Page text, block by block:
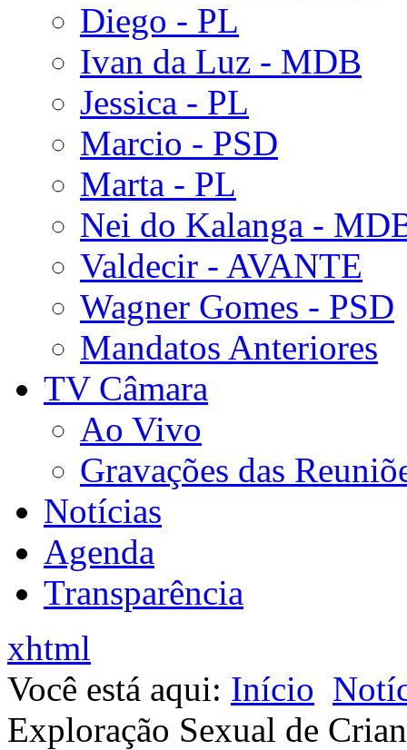
Diego - PL
Ivan da Luz - MDB
Jessica - PL
Marcio - PSD
Marta - PL
Nei do Kalanga -
Valdecir - AVANTE
Wagner Gomes - PSD
Mandatos Anteriores
TV Câmara
Ao Vivo
Gravações das
Notícias
Agenda
Transparência
xhtml
Você está aqui: Início
Exploração Sexual de